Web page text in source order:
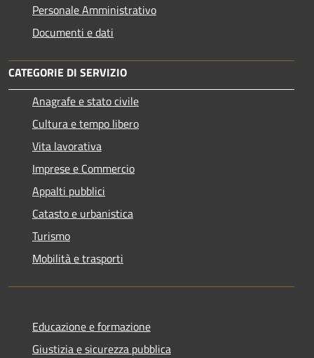
Personale Amministrativo
Documenti e dati
CATEGORIE DI SERVIZIO
Anagrafe e stato civile
Cultura e tempo libero
Vita lavorativa
Imprese e Commercio
Appalti pubblici
Catasto e urbanistica
Turismo
Mobilità e trasporti
Educazione e formazione
Giustizia e sicurezza pubblica